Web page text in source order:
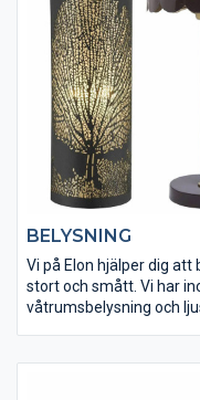
BELYSNING
Vi på Elon hjälper dig
stort och smått. Vi har
våtrumsbelysning och